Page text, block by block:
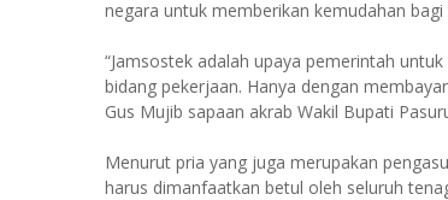
negara untuk memberikan kemudahan
“Jamsostek adalah upaya pemerintah
bidang pekerjaan. Hanya dengan
Gus Mujib sapaan akrab Wakil Bupati
Menurut pria yang juga merupakan
harus dimanfaatkan betul oleh seluruh